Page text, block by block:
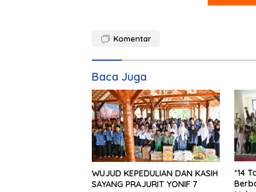
Komentar
Baca Juga
WUJUD KEPEDULIAN DAN KASIH
SAYANG PRAJURIT YONIF 7
*14